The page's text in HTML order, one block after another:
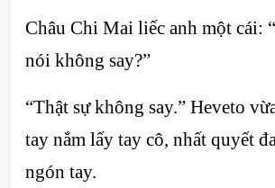
Châu Chi Mai liếc anh một cái:
nói không say?”
“Thật sự không say.” Heveto
tay nắm lấy tay cô, nhất quyết
ngón tay.